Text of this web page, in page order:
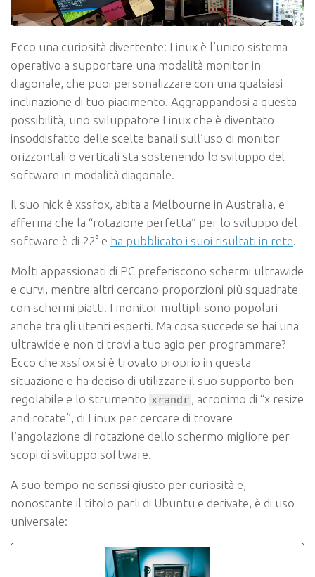
Ecco una curiosità divertente: Linux è l’unico sistema
operativo a supportare una modalità monitor in
diagonale, che puoi personalizzare con una qualsiasi
inclinazione di tuo piacimento. Aggrappandosi a questa
possibilità, uno sviluppatore Linux che è diventato
insoddisfatto delle scelte banali sull’uso di monitor
orizzontali o verticali sta sostenendo lo sviluppo del
software in modalità diagonale.
Il suo nick è xssfox, abita a Melbourne in Australia, e
afferma che la “rotazione perfetta” per lo sviluppo del
software è di 22° e ha pubblicato i suoi risultati in rete.
Molti appassionati di PC preferiscono schermi ultrawide
e curvi, mentre altri cercano proporzioni più squadrate
con schermi piatti. I monitor multipli sono popolari
anche tra gli utenti esperti. Ma cosa succede se hai una
ultrawide e non ti trovi a tuo agio per programmare?
Ecco che xssfox si è trovato proprio in questa
situazione e ha deciso di utilizzare il suo supporto ben
regolabile e lo strumento xrandr , acronimo di “x resize
and rotate”, di Linux per cercare di trovare
l’angolazione di rotazione dello schermo migliore per
scopi di sviluppo software.
A suo tempo ne scrissi giusto per curiosità e,
nonostante il titolo parli di Ubuntu e derivate, è di uso
universale: